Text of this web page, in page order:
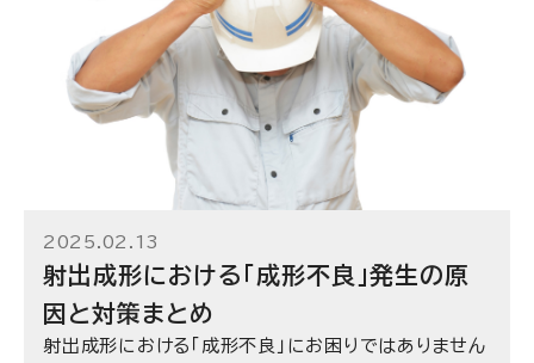
2025.02.13
射出成形における「成形不良」発生の原
因と対策まとめ
射出成形における「成形不良」にお困りではありません